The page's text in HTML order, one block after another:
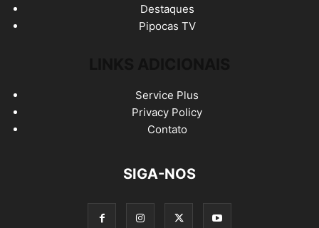
Destaques
Pipocas TV
Service Plus
Privacy Policy
Contato
SIGA-NOS